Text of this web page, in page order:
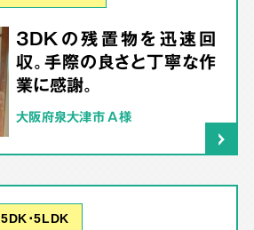
3DKの残置物を迅速回
収。手際の良さと丁寧な作
業に感謝。
大阪府泉大津市 A様
5DK･5LDK